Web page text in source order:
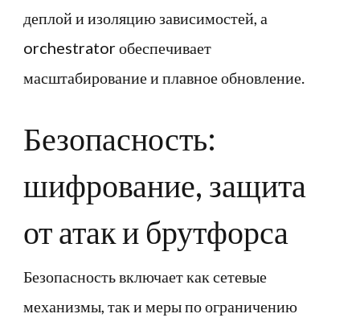
деплой и изоляцию зависимостей, а
orchestrator обеспечивает
масштабирование и плавное обновление.
Безопасность:
шифрование, защита
от атак и брутфорса
Безопасность включает как сетевые
механизмы, так и меры по ограничению